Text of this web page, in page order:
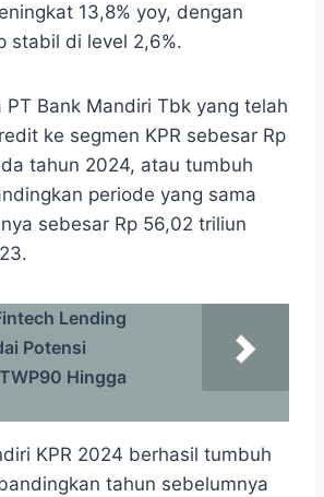
13,8% yoy, dengan
stabil di level 2,6%.
PT Bank Mandiri Tbk yang telah
ke segmen KPR sebesar Rp
tahun 2024, atau tumbuh
periode yang sama
sebesar Rp 56,02 triliun
Lending
Potensi
Hingga
KPR 2024 berhasil tumbuh
tahun sebelumnya